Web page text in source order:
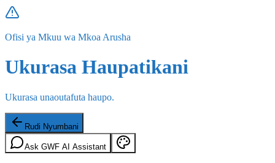
Ofisi ya Mkuu wa Mkoa Arusha
Ukurasa Haupatikani
Ukurasa unaoutafuta haupo.
Rudi Nyumbani
Ask GWF AI Assistant